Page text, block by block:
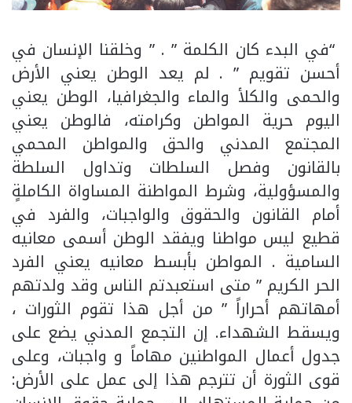
“في البدء كان الكلمة ” . ” وخلقنا الإنسان في
أحسن تقويم ” . لم يعد الوطن يعني الأرض
والحمى والكلأ والماء والجغرافيا، الوطن يعني
اليوم حرية المواطن وكرامته، فالوطن يعني
المجتمع المدني والحق والمواطن المحمي
بالقانون وفصل السلطات وتداول السلطة
والمسؤولية، وشرط المواطنة المساواة الكاملةٍ
أمام القانون والحقوق والواجبات، والفرد في
قطيع ليس مواطنا ويفقد الوطن أسمى معانيه
السامية . المواطن بأبسط معانيه يعني الفرد
الحر الكريم ” متى استعبدتم الناس وقد ولدتهم
أمهاتهم أحراراً ” من أجل هذا تقوم الثورات ،
ويسقط الشهداء. إن التجمع المدني يضع على
جدول أعمال المواطنين مهاماً و واجبات، وعلى
قوى الثورة أن تترجم هذا إلى عمل على الأرض: